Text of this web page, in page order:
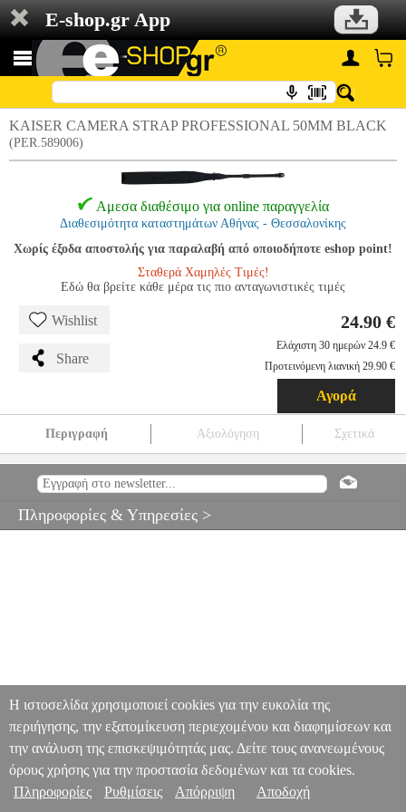
E-shop.gr App
KAISER CAMERA STRAP PROFESSIONAL 50MM BLACK
(PER.589006)
Αμεσα διαθέσιμο για online παραγγελία
Διαθεσιμότητα καταστημάτων Αθήνας - Θεσσαλονίκης
Χωρίς έξοδα αποστολής για παραλαβή από οποιοδήποτε eshop point!
Σταθερά Χαμηλές Τιμές!
Εδώ θα βρείτε κάθε μέρα τις πιο ανταγωνιστικές τιμές
Wishlist
Share
24.90 €
Ελάχιστη 30 ημερών 24.9 €
Προτεινόμενη λιανική 29.90 €
Αγορά
Περιγραφή Αξιολόγηση Σχετικά
PER.589006 PER.589006
STRAP
50MM BLACK
Πληροφορίες & Υπηρεσίες >
Η ιστοσελίδα χρησιμοποιεί cookies για την ευκολία της
περιήγησης, την εξατομίκευση περιεχομένου και διαφημίσεων και
την ανάλυση της επισκεψιμότητάς μας. Δείτε τους ανανεωμένους
όρους χρήσης για την προστασία δεδομένων και τα cookies.
Πληροφορίες
Ρυθμίσεις Απόρριψη Αποδοχή